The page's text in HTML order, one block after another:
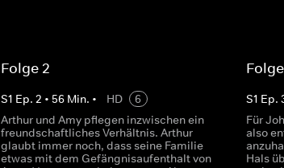
Folge 2
S1 Ep.2 • 56 Min. • HD
6
Arthur und Amy pflegen inzwischen ein
freundschaftliches Verhältnis. Arthur
glaubt immer noch, dass seine Familie
etwas mit dem Gefängnisaufenthalt von
S1 Ep.
Für
also
Hals